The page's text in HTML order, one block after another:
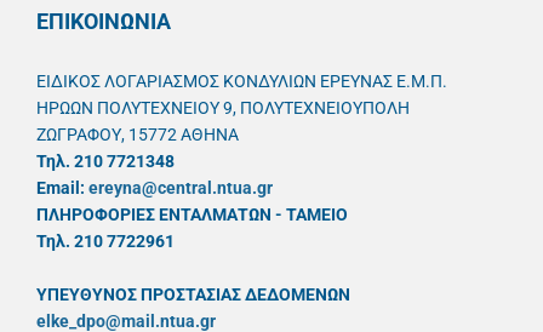
ΕΠΙΚΟΙΝΩΝΙΑ
ΕΙΔΙΚΟΣ ΛΟΓΑΡΙΑΣΜΟΣ ΚΟΝΔΥΛΙΩΝ ΕΡΕΥΝΑΣ Ε.Μ.Π.
ΗΡΩΩΝ ΠΟΛΥΤΕΧΝΕΙΟΥ 9, ΠΟΛΥΤΕΧΝΕΙΟΥΠΟΛΗ
ΖΩΓΡΑΦΟΥ, 15772 ΑΘΗΝΑ
Τηλ. 210 7721348
Email: ereyna@central.ntua.gr
ΠΛΗΡΟΦΟΡΙΕΣ ΕΝΤΑΛΜΑΤΩΝ - ΤΑΜΕΙΟ
Τηλ. 210 7722961
ΥΠΕΥΘYΝΟΣ ΠΡΟΣΤΑΣΙΑΣ ΔΕΔΟΜΕΝΩΝ
elke_dpo@mail.ntua.gr